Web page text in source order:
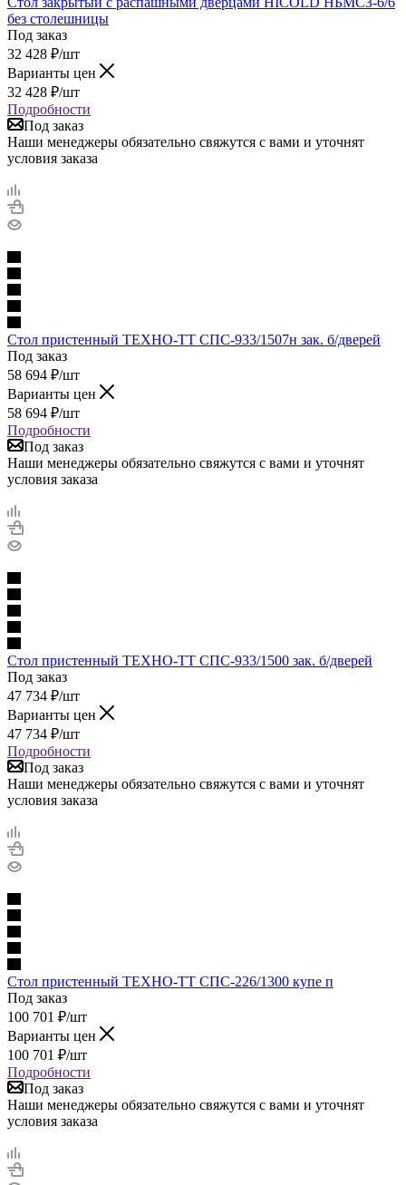
без столешницы
Под заказ
32 428 ₽/шт
Варианты цен
32 428 ₽/шт
Подробности
Под заказ
Наши менеджеры обязательно свяжутся с вами и уточнят
условия заказа
Стол пристенный ТЕХНО-ТТ СПС-933/1507н зак. б/дверей
Под заказ
58 694 ₽/шт
Варианты цен
58 694 ₽/шт
Подробности
Под заказ
Наши менеджеры обязательно свяжутся с вами и уточнят
условия заказа
Стол пристенный ТЕХНО-ТТ СПС-933/1500 зак. б/дверей
Под заказ
47 734 ₽/шт
Варианты цен
47 734 ₽/шт
Подробности
Под заказ
Наши менеджеры обязательно свяжутся с вами и уточнят
условия заказа
Стол пристенный ТЕХНО-ТТ СПС-226/1300 купе п
Под заказ
100 701 ₽/шт
Варианты цен
100 701 ₽/шт
Подробности
Под заказ
Наши менеджеры обязательно свяжутся с вами и уточнят
условия заказа